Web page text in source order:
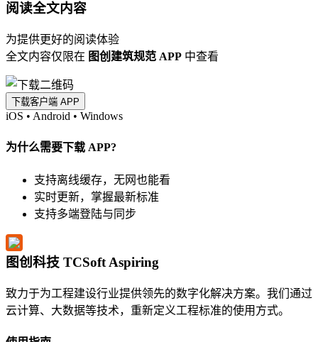
阅读全文内容
为提供更好的阅读体验
全文内容仅限在 图创建筑规范 APP 中查看
下载客户端 APP
iOS • Android • Windows
为什么需要下载 APP?
支持离线缓存，无网也能看
实时更新，掌握最新标准
支持多端登陆与同步
图创科技 TCSoft Aspiring
致力于为工程建设行业提供领先的数字化解决方案。我们通过
云计算、大数据等技术，重新定义工程标准的使用方式。